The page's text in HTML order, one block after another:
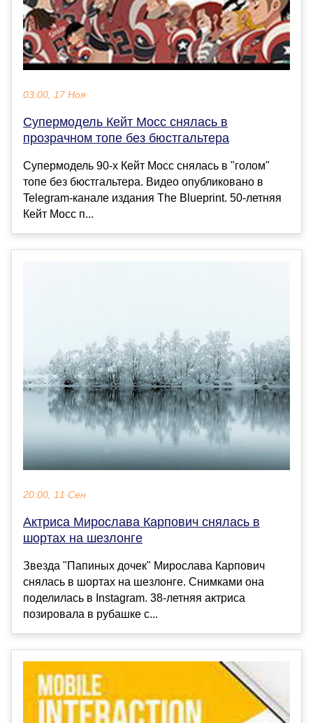
03:00, 17 Ноя
Супермодель Кейт Мосс снялась в
прозрачном топе без бюстгальтера
Супермодель 90-х Кейт Мосс снялась в "голом"
топе без бюстгальтера. Видео опубликовано в
Telegram-канале издания The Blueprint. 50-летняя
Кейт Мосс п...
20:00, 11 Сен
Актриса Мирослава Карпович снялась в
шортах на шезлонге
Звезда "Папиных дочек" Мирослава Карпович
снялась в шортах на шезлонге. Снимками она
поделилась в Instagram. 38-летняя актриса
позировала в рубашке с...